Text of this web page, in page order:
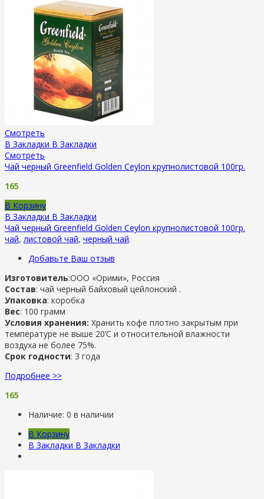
Смотреть
В Закладки В Закладки
Смотреть
Чай черный Greenfield Golden Ceylon крупнолистовой 100гр.
165
В Корзину
В Закладки В Закладки
Чай черный Greenfield Golden Ceylon крупнолистовой 100гр.
чай, листовой чай, черный чай.
Добавьте Ваш отзыв
Изготовитель:ООО «Орими», Россия
Состав: чай черный байховый цейлонский .
Упаковка: коробка
Вес: 100 грамм
Условия хранения: Хранить кофе плотно закрытым при
температуре не выше 20’C и относительной влажности
воздуха не более 75%.
Срок годности: 3 года
Подробнее >>
165
Наличие: 0 в наличии
В Корзину
В Закладки В Закладки